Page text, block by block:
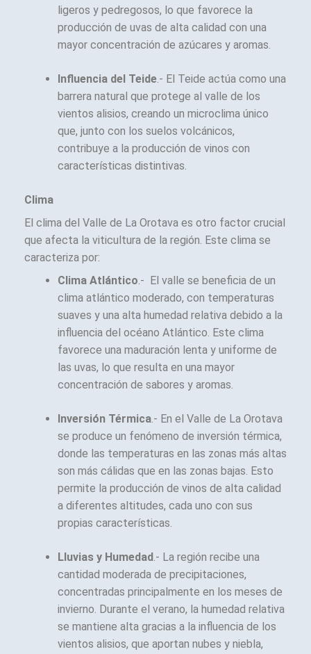
ligeros y pedregosos, lo que favorece la
producción de uvas de alta calidad con una
mayor concentración de azúcares y aromas.
Influencia del Teide.- El Teide actúa como una
barrera natural que protege al valle de los
vientos alisios, creando un microclima único
que, junto con los suelos volcánicos,
contribuye a la producción de vinos con
características distintivas.
Clima
El clima del Valle de La Orotava es otro factor crucial
que afecta la viticultura de la región. Este clima se
caracteriza por:
Clima Atlántico.- El valle se beneficia de un
clima atlántico moderado, con temperaturas
suaves y una alta humedad relativa debido a la
influencia del océano Atlántico. Este clima
favorece una maduración lenta y uniforme de
las uvas, lo que resulta en una mayor
concentración de sabores y aromas.
Inversión Térmica.- En el Valle de La Orotava
se produce un fenómeno de inversión térmica,
donde las temperaturas en las zonas más altas
son más cálidas que en las zonas bajas. Esto
permite la producción de vinos de alta calidad
a diferentes altitudes, cada uno con sus
propias características.
Lluvias y Humedad.- La región recibe una
cantidad moderada de precipitaciones,
concentradas principalmente en los meses de
invierno. Durante el verano, la humedad relativa
se mantiene alta gracias a la influencia de los
vientos alisios, que aportan nubes y niebla,